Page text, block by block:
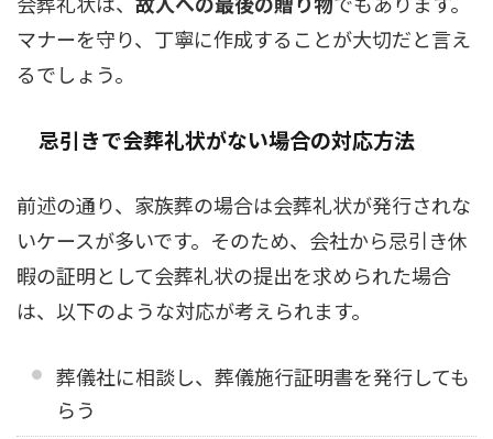
マナーを守り、丁寧に作成することが大切だと言え
るでしょう。
忌引きで会葬礼状がない場合の対応方法
前述の通り、家族葬の場合は会葬礼状が発行されな
いケースが多いです。そのため、会社から忌引き休
暇の証明として会葬礼状の提出を求められた場合
は、以下のような対応が考えられます。
葬儀社に相談し、葬儀施行証明書を発行しても
らう